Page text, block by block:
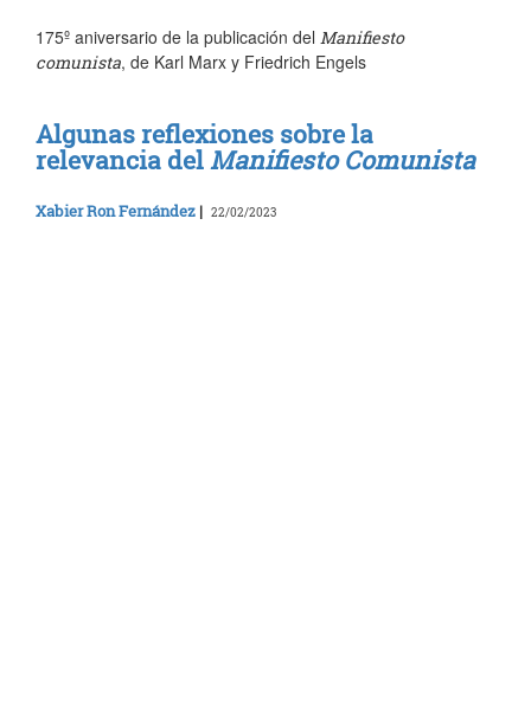
175º aniversario de la publicación del Manifiesto
comunista, de Karl Marx y Friedrich Engels
Algunas reflexiones sobre la
relevancia delManifiesto Comunista
Xabier Ron Fernández | 22/02/2023